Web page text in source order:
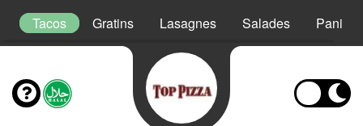
Tacos Gratins Lasagnes Salades Paninis